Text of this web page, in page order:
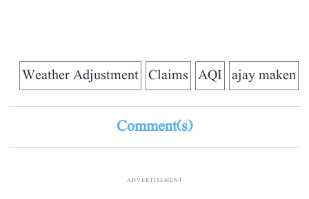
ajay maken
AQI
Claims
Weather Adjustment
Comment(s)
ADVERTISEMENT